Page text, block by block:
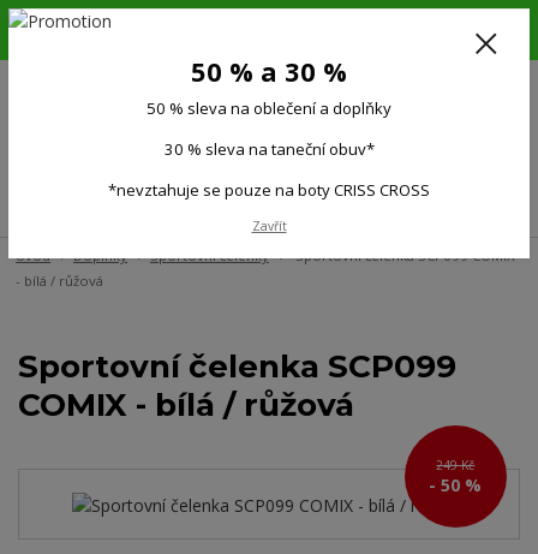
6.-16.8.26. DOVOLENÁ !!! 50 % SLEVA na všechno oblečení a doplňky !!!
(Po-Pá 9:00-15.00)
Úvod Doplňky Sportovní čelenky
Sportovní čelenka SCP099 COMIX
- bílá / růžová
Sportovní čelenka SCP099
COMIX - bílá / růžová
249 Kč
- 50 %
50 % a 30 %
50 % sleva na oblečení a doplňky
30 % sleva na taneční obuv*
*nevztahuje se pouze na boty CRISS CROSS
Zavřít